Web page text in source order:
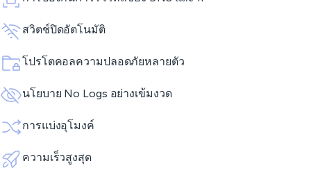
สวิตช์ปิดอัตโนมัติ
โปรโตคอลความปลอดภัยหลายตัว
นโยบาย No Logs อย่างเข้มงวด
การแบ่งอุโมงค์
ความเร็วสูงสุด